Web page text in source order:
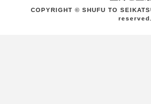
COPYRIGHT © SHUFU TO
reserved.